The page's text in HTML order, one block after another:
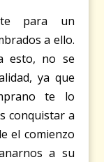
para un
a ello.
esto, no se
ya que
te lo
conquistar a
el comienzo
a su